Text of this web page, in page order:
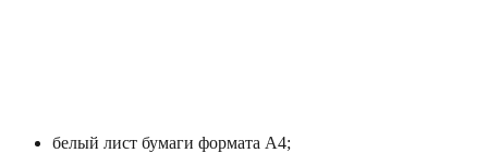
белый лист бумаги формата А4;